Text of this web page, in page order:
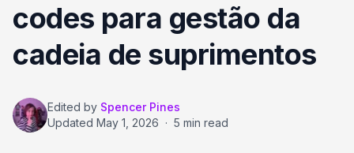
codes para gestão da
cadeia de suprimentos
Edited by Spencer Pines
Updated May 1, 2026 · 5 min read